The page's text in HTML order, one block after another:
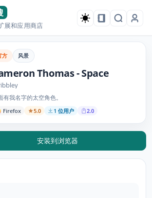
展和应用商店
方 风景
Thomas - Space
有我名字的太空角色。
Firefox 5.0 1 位用户 2.0
安装到浏览器